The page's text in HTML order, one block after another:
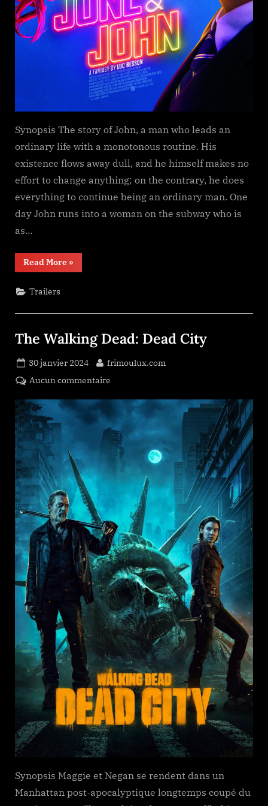
Synopsis The story of John, a man who leads an
ordinary life with a monotonous routine. His
existence flows away dull, and he himself makes no
effort to change anything; on the contrary, he does
everything to continue being an ordinary man. One
day John runs into a woman on the subway who is
as…
Read More“June
and
»
Trailers
The Walking Dead: Dead City
Posted
on
30 janvier 2024 By
frimoulux.com
Aucun commentaire
Walking
Dead:
Dead
City
Synopsis Maggie et Negan se rendent dans un
Manhattan post-apocalyptique longtemps coupé du